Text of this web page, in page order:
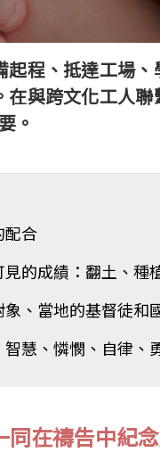
程、抵達工場
與跨文化工人
。
配合
見的成績：翻土、種
象、當地的基督徒和
智慧、憐憫、自律、
同在禱告中紀